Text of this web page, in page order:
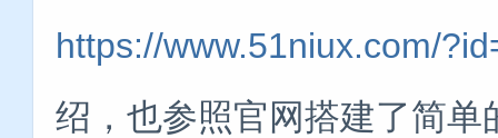
https://www.51niux.com/
绍，也参照官网搭建了简